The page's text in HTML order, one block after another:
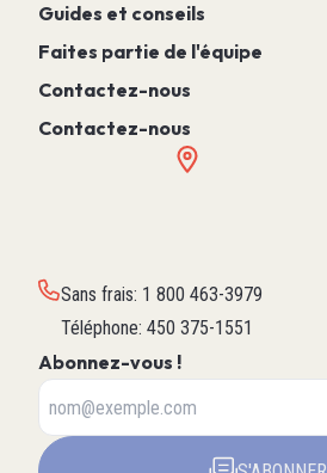
Guides et conseils
Faites partie de l'équipe
Contactez-nous
Contactez-nous
Sans frais: 1 800 463-3979
Téléphone: 450 375-1551
Abonnez-vous !